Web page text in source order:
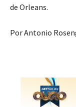
de Orleans.
Por Antonio